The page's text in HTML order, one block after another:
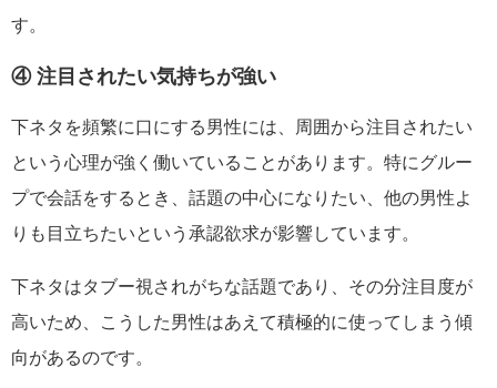
す。
④ 注目されたい気持ちが強い
下ネタを頻繁に口にする男性には、周囲から注目されたい
という心理が強く働いていることがあります。特にグルー
プで会話をするとき、話題の中心になりたい、他の男性よ
りも目立ちたいという承認欲求が影響しています。
下ネタはタブー視されがちな話題であり、その分注目度が
高いため、こうした男性はあえて積極的に使ってしまう傾
向があるのです。